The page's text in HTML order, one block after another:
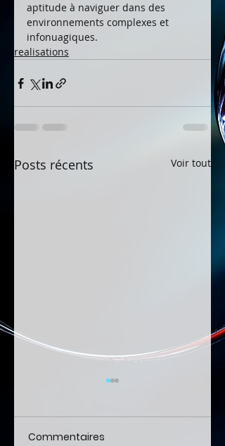
aptitude à naviguer dans des
environnements complexes et
infonuagiques.
realisations
Posts récents Voir tout
Commentaires